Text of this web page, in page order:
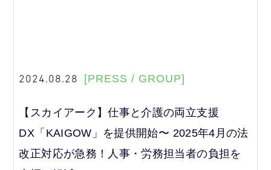
2024.08.28 [PRESS / GROUP]
【スカイアーク】仕事と介護の両立支援
DX「KAIGOW」を提供開始〜 2025年4月の法
改正対応が急務！人事・労務担当者の負担を